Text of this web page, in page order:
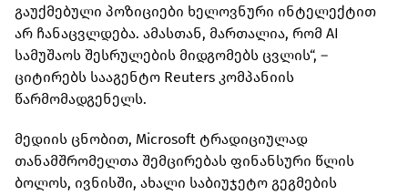
გაუქმებული პოზიციები ხელოვნური ინტელექტით
არ ჩანაცვლდება. ამასთან, მართალია, რომ AI
სამუშაოს შესრულების მიდგომებს ცვლის“, –
ციტირებს სააგენტო Reuters კომპანიის
წარმომადგენელს.
მედიის ცნობით, Microsoft ტრადიციულად
თანამშრომელთა შემცირებას ფინანსური წლის
ბოლოს, ივნისში, ახალი საბიუჯეტო გეგმების